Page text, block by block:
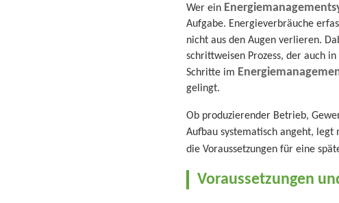
Wer ein
Aufgabe. Energieverbräuche
nicht aus den Augen verlieren.
schrittweisen Prozess, der auch
Schritte im
gelingt.
Ob produzierender Betrieb,
Aufbau systematisch angeht,
die Voraussetzungen für eine
Voraussetzungen